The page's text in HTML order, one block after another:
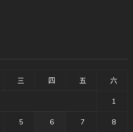
三 四 五 六
1
5 6 7 8